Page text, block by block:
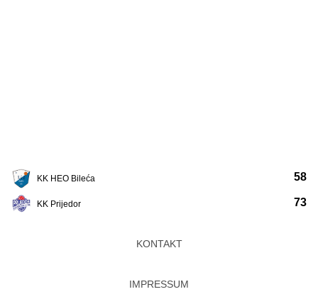
KK HEO Bileća
KK Prijedor
58
73
KONTAKT
IMPRESSUM